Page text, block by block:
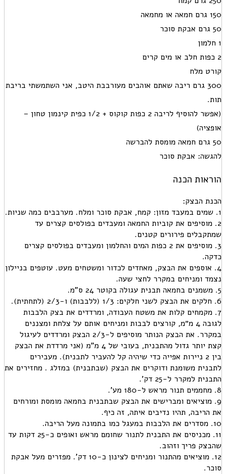
150 גרם חמאה או מחמאה
50 גרם אבקת סוכר
1 חלמון
2 כפות חלב או מים קרים
קורט מלח
300 גרם ריבה שאתם אוהבים מעורבבת היטב, אני השתמשתי בריבת
תות.
(אפשר להוסיף לריבה 2 כפות קוקוס + 1/2 כפית קינמון טחון –
אופציה)
50 גרם חמאה מומסת להברשה
להגשה: אבקת סוכר
הוראות הכנה
הכנת הבצק:
1. שמים במעבד מזון: קמח, אבקת סוכר ומלח. מערבבים כמה שניות.
2. מוסיפים את קוביות החמאה ומעבדים בפולסים קצרים עד
שמתקבלים פירורים קטנים.
3. מוסיפים את 2 כפות המים והחלמון ומעבדים בפולסים קצרים
כדקה.
4. אוספים את הבצק, מאחדים לכדור ומשטחים מעט. עוטפים בניילון
נצמד ומניחים במקרר לחצי שעה.
5. משמנים בחמאה תבנית עגולה בקוטר 24 ס”מ.
6. חלקים את הבצק לשני חלקים: 1/3 (ללבבות) ו-2/3 (לתחתית).
7. מקמחים קלות את משטח העבודה, ומרדדים את בצק הלבבות
לגובה 4 מ״מ, קורצים לבבות ומניחים אותם על צלחת ומצננים
במקרר. את הבצק הנותר מוסיפים ל-2/3 הבצק ומרדדים לעיגול
קצת יותר גדול מהתבנית, בעובי של 4 מ”מ (אני מרדדת את הבצק
בין 2 ניירות אפייה כדי שיהיה קל להעביר לתבנית). מעבירים
לתבנית משומנת ודוקרים את הבצק (שבתבנית) במזלג . מחזירים את
התבנית למקרר ל-25 דק’.
8. מחממים תנור מראש ל-180 מע’.
9. מוציאים ומברישים את הבצק שבתבנית בחמאה מומסת ומורחים
את הריבה, תהיו נדיבים איתה, זה כיף.
10. מסדרים את הלבבות במעגל כמו בתמונה מעל הריבה.
11. מכניסים את התבנית לתנור שחומם מראש ואופים כ-25 דקות עד
שהבצק פריך וזהוב.
12. מוציאים מהתנור ומניחים לצינון כ-10 דק’. מפזרים מעל אבקת
סוכר.